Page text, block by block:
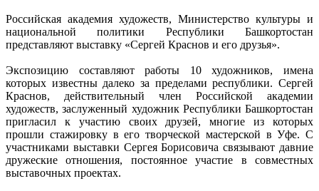
Российская академия художеств, Министерство культуры и
национальной политики Республики Башкортостан
представляют выставку «Сергей Краснов и его друзья».
Экспозицию составляют работы 10 художников, имена
которых известны далеко за пределами республики. Сергей
Краснов, действительный член Российской академии
художеств, заслуженный художник Республики Башкортостан
пригласил к участию своих друзей, многие из которых
прошли стажировку в его творческой мастерской в Уфе. С
участниками выставки Сергея Борисовича связывают давние
дружеские отношения, постоянное участие в совместных
выставочных проектах.